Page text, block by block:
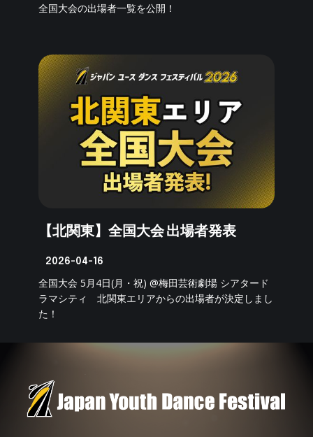
全国大会の出場者一覧を公開！
【北関東】全国大会 出場者発表
2026-04-16
全国大会 5月4日(月・祝) @梅田芸術劇場 シアタード
ラマシティ 北関東エリアからの出場者が決定しまし
た！